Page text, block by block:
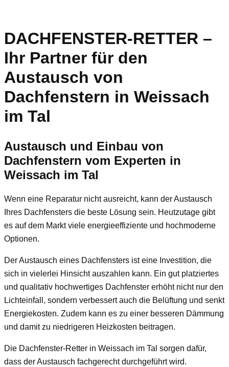
DACHFENSTER-RETTER –
Ihr Partner für den
Austausch von
Dachfenstern in Weissach
im Tal
Austausch und Einbau von
Dachfenstern vom Experten in
Weissach im Tal
Wenn eine Reparatur nicht ausreicht, kann der Austausch
Ihres Dachfensters die beste Lösung sein. Heutzutage gibt
es auf dem Markt viele energieeffiziente und hochmoderne
Optionen.
Der Austausch eines Dachfensters ist eine Investition, die
sich in vielerlei Hinsicht auszahlen kann. Ein gut platziertes
und qualitativ hochwertiges Dachfenster erhöht nicht nur den
Lichteinfall, sondern verbessert auch die Belüftung und senkt
Energiekosten. Zudem kann es zu einer besseren Dämmung
und damit zu niedrigeren Heizkosten beitragen.
Die Dachfenster-Retter in Weissach im Tal sorgen dafür,
dass der Austausch fachgerecht durchgeführt wird.